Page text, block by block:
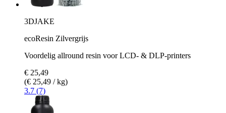
3DJAKE
ecoResin Zilvergrijs
Voordelig allround resin voor LCD- & DLP-printers
€ 25,49
(€ 25,49 / kg)
3.7 (7)